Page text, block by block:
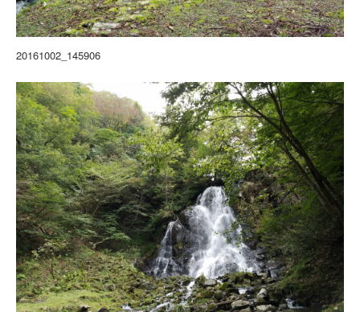
20161002_145906